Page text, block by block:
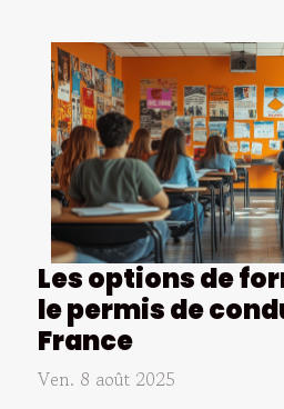
Les options de
le permis de
France
Ven. 8 août 2025